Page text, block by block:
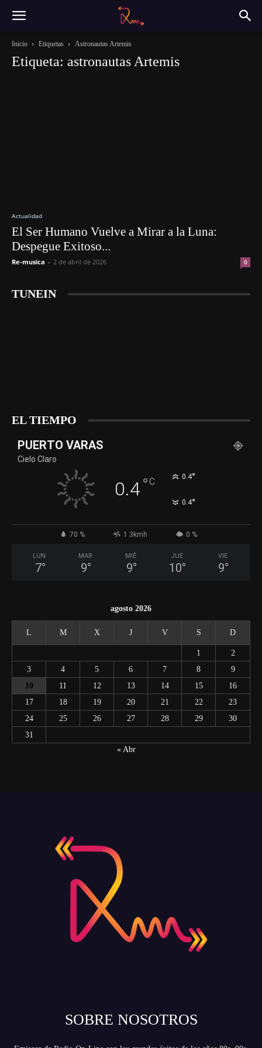
Inicio Etiquetas Astronautas Artemis
Etiqueta: astronautas Artemis
Actualidad
El Ser Humano Vuelve a Mirar a la Luna:
Despegue Exitoso...
Re-musica - 2 de abril de 2026 0
TUNEIN
EL TIEMPO
PUERTO VARAS
Cielo Claro
0.4°C 0.4°
0.4°
70 % 1.3kmh 0 %
LUN
7°
MAR
9°
MIÉ
9°
JUE
10°
VIE
9°
agosto 2026
L M X J V S D
1
2
3
4 5 6 7 8
9
10
11 12 13 14 15
16
17
18 19 20 21 22
23
24
25 26 27 28 29
30
31
« Abr
SOBRE NOSOTROS